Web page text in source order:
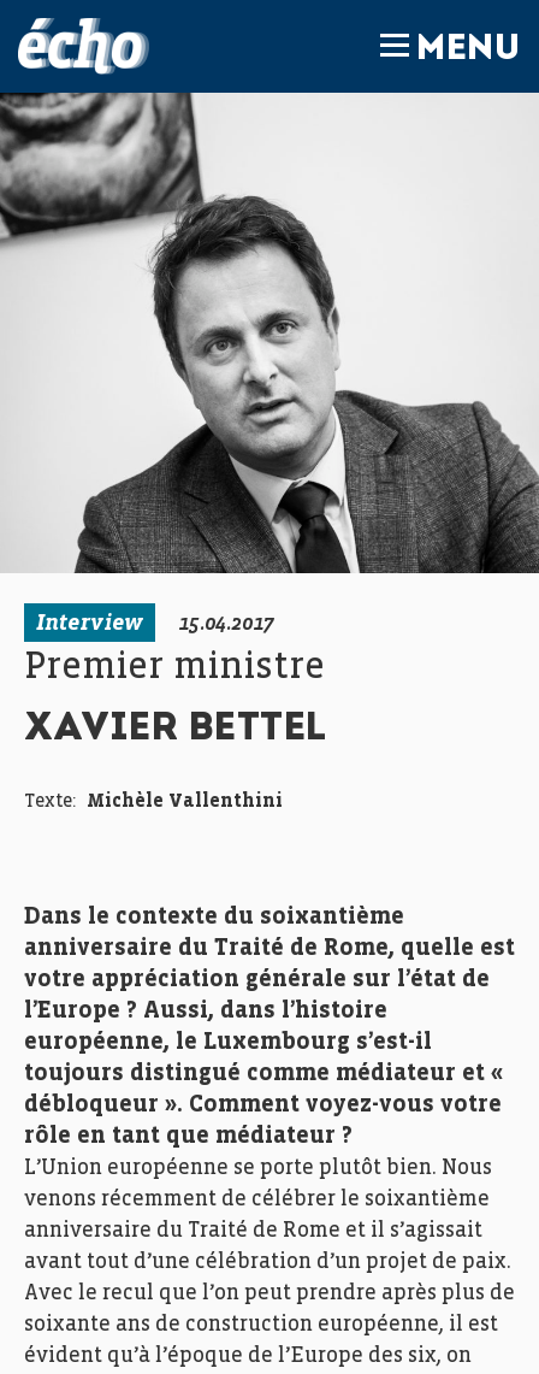
MENU
Interview 15.04.2017
Premier ministre
XAVIER BETTEL
Texte: Michèle Vallenthini
Dans le contexte du soixantième
anniversaire du Traité de Rome, quelle est
votre appréciation générale sur l’état de
l’Europe ? Aussi, dans l’histoire
européenne, le Luxembourg s’est-il
toujours distingué comme médiateur et «
débloqueur ». Comment voyez-vous votre
rôle en tant que médiateur ?
L’Union européenne se porte plutôt bien. Nous
venons récemment de célébrer le soixantième
anniversaire du Traité de Rome et il s’agissait
avant tout d’une célébration d’un projet de paix.
Avec le recul que l’on peut prendre après plus de
soixante ans de construction européenne, il est
évident qu’à l’époque de l’Europe des six, on